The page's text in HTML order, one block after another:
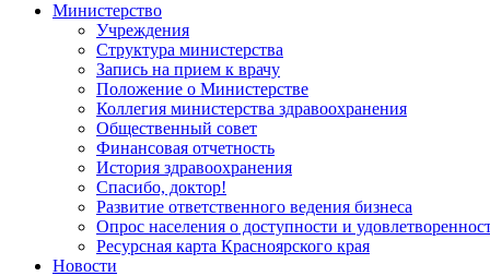
Министерство
Учреждения
Структура министерства
Запись на прием к врачу
Положение о Министерстве
Коллегия министерства здравоохранения
Общественный совет
Финансовая отчетность
История здравоохранения
Спасибо, доктор!
Развитие ответственного ведения бизнеса
Опрос населения о доступности и
Ресурсная карта Красноярского края
Новости